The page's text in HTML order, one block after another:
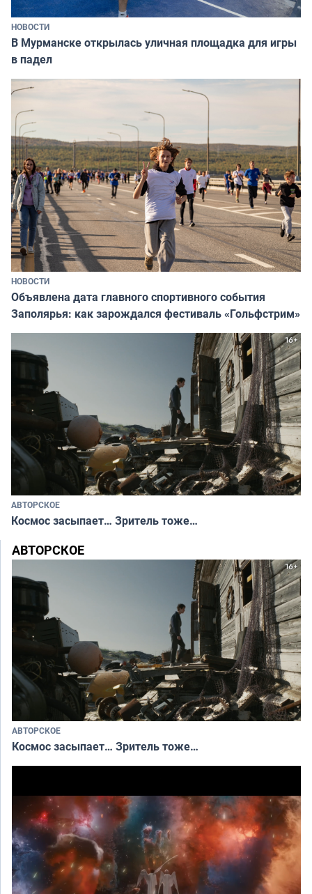
НОВОСТИ
В Мурманске открылась уличная площадка для игры
в падел
НОВОСТИ
Объявлена дата главного спортивного события
Заполярья: как зарождался фестиваль «Гольфстрим»
АВТОРСКОЕ
Космос засыпает… Зритель тоже…
АВТОРСКОЕ
АВТОРСКОЕ
Космос засыпает… Зритель тоже…